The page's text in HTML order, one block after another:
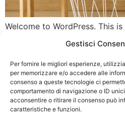
Gestisci
Per fornire le migliori esperienze,
per memorizzare e/o accedere alle
consenso a queste tecnologie ci
comportamento di navigazione o ID
acconsentire o ritirare il consenso può
caratteristiche e funzioni.
Welcome to WordPress. This
delete it, then start writing!
GIAMELLO
ARREDAMENTI
Castino Giamello
Email:
Telefono: